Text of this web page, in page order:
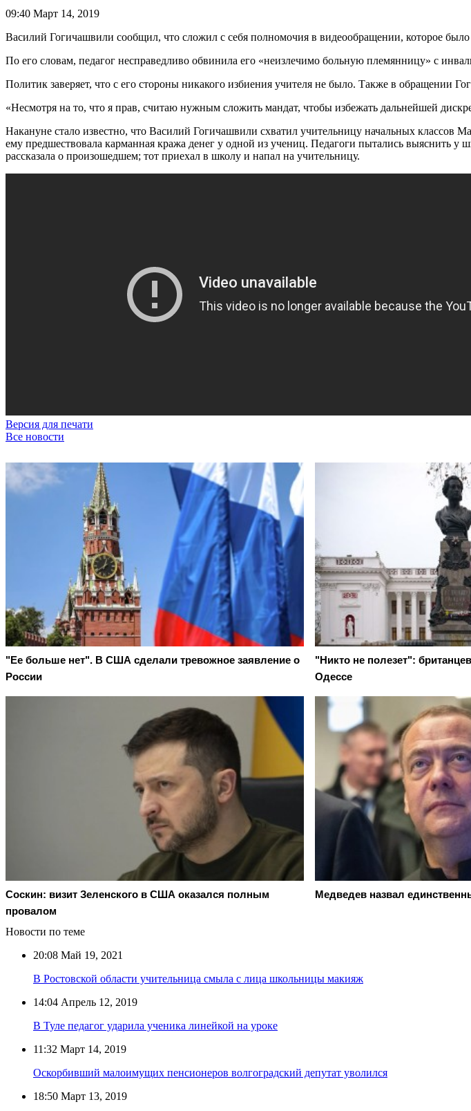
09:40 Март 14, 2019
Василий Гогичашвили сообщил, что сложил с себя полномочия в видеообращении, которое
По его словам, педагог несправедливо обвинила его «неизлечимо больную племянницу» с
Политик заверяет, что с его стороны никакого избиения учителя не было. Также в обращении
«Несмотря на то, что я прав, считаю нужным сложить мандат, чтобы избежать дальнейшей
Накануне стало известно, что Василий Гогичашвили схватил учительницу начальных
ему предшествовала карманная кража денег у одной из учениц. Педагоги пытались выяснить
рассказала о произошедшем; тот приехал в школу и напал на учительницу.
Версия для печати
Все новости
"Ее больше нет". В США сделали тревожное заявление о
России
"Никто не полезет":
Одессе
Соскин: визит Зеленского в США оказался полным
провалом
Медведев назвал
Новости по теме
20:08 Май 19, 2021
В Ростовской области учительница смыла с лица школьницы макияж
14:04 Апрель 12, 2019
В Туле педагог ударила ученика линейкой на уроке
11:32 Март 14, 2019
Оскорбивший малоимущих пенсионеров волгоградский депутат уволился
18:50 Март 13, 2019